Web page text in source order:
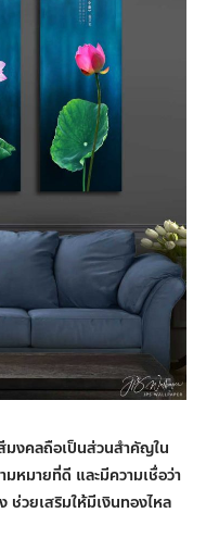
มงคลถือเป็นส่วนสำคัญใน
หมายที่ดี และมีความเชื่อว่า
ช่วยเสริมให้มีเงินทองไหล